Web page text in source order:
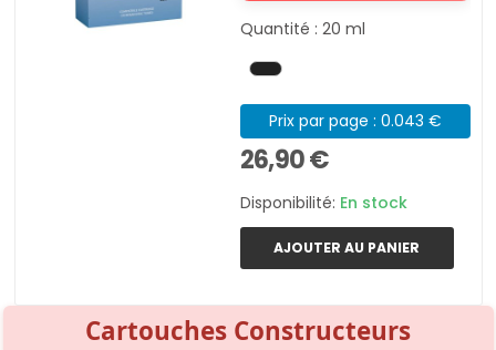
Quantité : 20 ml
Prix par page : 0.043 €
26,90 €
Disponibilité: En stock
AJOUTER AU PANIER
Cartouches Constructeurs